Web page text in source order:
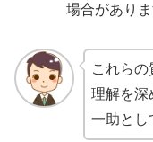
場合がありま
これら
理解を深
一助とし